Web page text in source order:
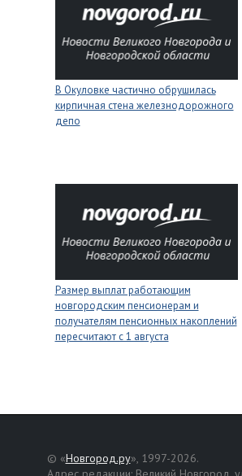
В Окуловке частично обрушилась
кирпичная стена железнодорожного
депо
Размер выплат работающим
новгородским пенсионерам и
получателям пенсионных накоплений
пересчитают с 1 августа
© «Новгород.ру», 1997-2026.